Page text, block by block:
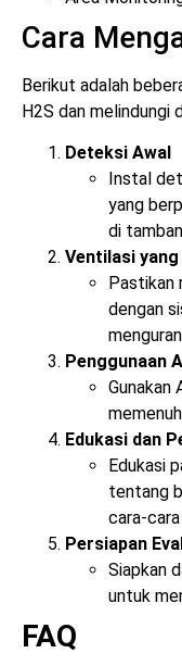
Cara
Berikut adalah
H2S dan melindungi
Deteksi Awal
Instal
yang
di
Ventilasi
Pastikan
dengan
Penggunaan
Gunakan
Edukasi dan
Edukasi
tentang
cara-
Persiapan
Siapkan
untuk
FAQ